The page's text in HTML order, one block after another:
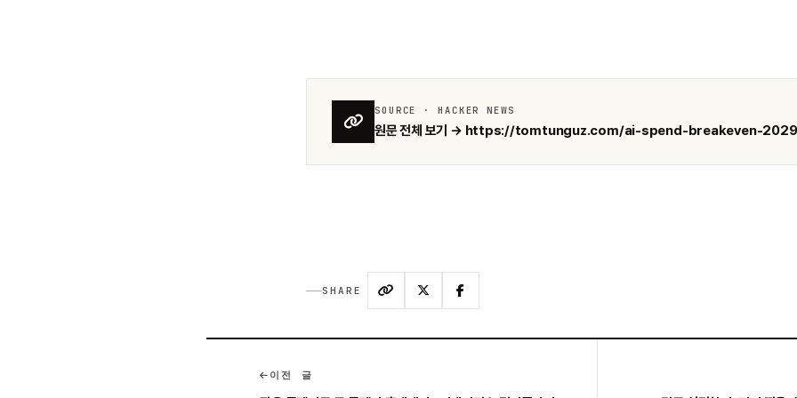
SOURCE · HACKER NEWS
원문 전체 보기 → https://tomtunguz.com/ai-spend-breakeven-
SHARE
이전 글